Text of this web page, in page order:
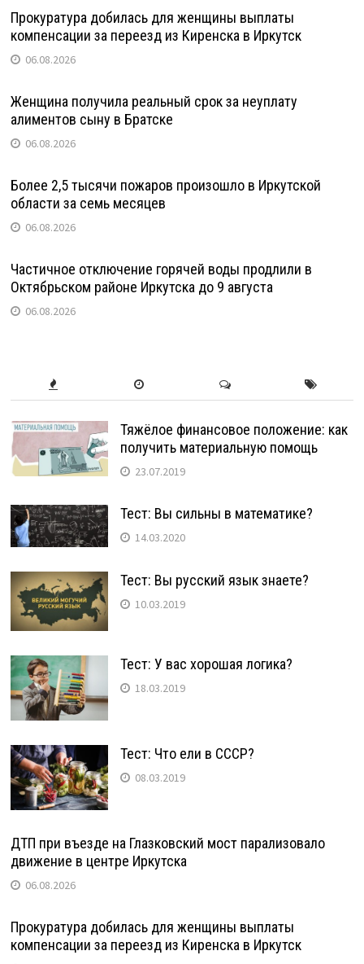
Прокуратура добилась для женщины выплаты
компенсации за переезд из Киренска в Иркутск
06.08.2026
Женщина получила реальный срок за неуплату
алиментов сыну в Братске
06.08.2026
Более 2,5 тысячи пожаров произошло в Иркутской
области за семь месяцев
06.08.2026
Частичное отключение горячей воды продлили в
Октябрьском районе Иркутска до 9 августа
06.08.2026
Тяжёлое финансовое положение: как
получить материальную помощь
23.07.2019
Тест: Вы сильны в математике?
14.03.2020
Тест: Вы русский язык знаете?
10.03.2019
Тест: У вас хорошая логика?
18.03.2019
Тест: Что ели в СССР?
08.03.2019
ДТП при въезде на Глазковский мост парализовало
движение в центре Иркутска
06.08.2026
Прокуратура добилась для женщины выплаты
компенсации за переезд из Киренска в Иркутск